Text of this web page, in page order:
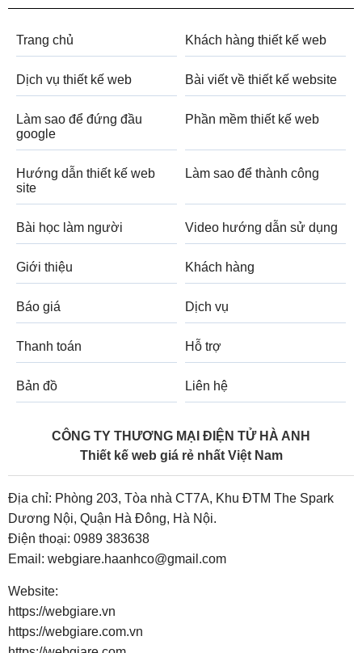
Trang chủ Khách hàng thiết kế web
Dịch vụ thiết kế web Bài viết về thiết kế website
Làm sao để đứng đầu
google
Phần mềm thiết kế web
Hướng dẫn thiết kế web
site
Làm sao để thành công
Bài học làm người Video hướng dẫn sử dụng
Giới thiệu Khách hàng
Báo giá Dịch vụ
Thanh toán Hỗ trợ
Bản đồ Liên hệ
CÔNG TY THƯƠNG MẠI ĐIỆN TỬ HÀ ANH
Thiết kế web giá rẻ nhất Việt Nam
Địa chỉ: Phòng 203, Tòa nhà CT7A, Khu ĐTM The Spark
Dương Nội, Quận Hà Đông, Hà Nội.
Điện thoại: 0989 383638
Email: webgiare.haanhco@gmail.com
Website:
https://webgiare.vn
https://webgiare.com.vn